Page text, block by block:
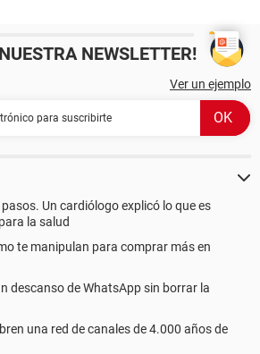
NEWSLETTER!
Ver un ejemplo
Un cardiólogo explicó lo que es
la salud
te manipulan para comprar más en
descanso de WhatsApp sin borrar la
una red de canales de 4.000 años de